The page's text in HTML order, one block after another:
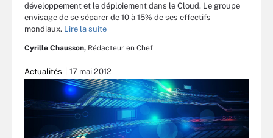
développement et le déploiement dans le Cloud. Le groupe
envisage de se séparer de 10 à 15% de ses effectifs
mondiaux. Lire la suite
Cyrille Chausson, Rédacteur en Chef
Actualités 17 mai 2012